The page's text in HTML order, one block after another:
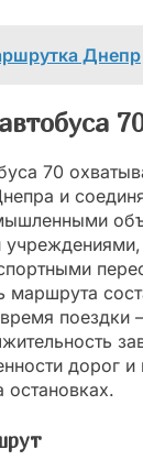
Днепр
70
и
маршрута
поездки
дорог и
остановках.